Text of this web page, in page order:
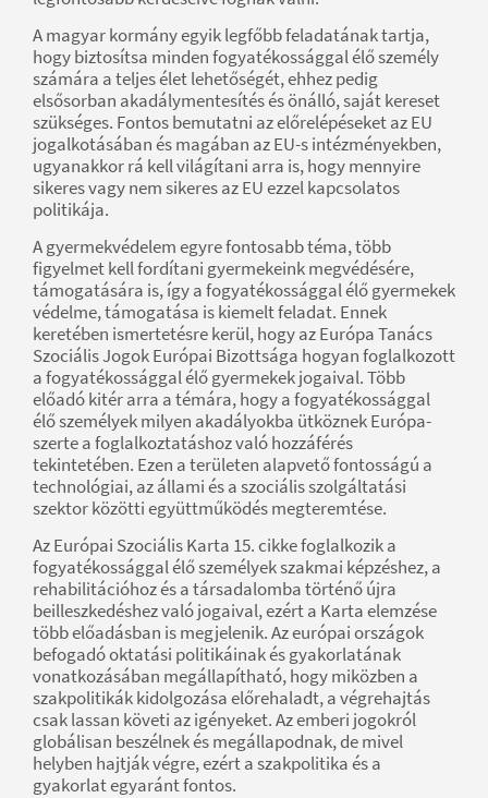
A magyar kormány egyik legfőbb feladatának tartja,
hogy biztosítsa minden fogyatékossággal élő személy
számára a teljes élet lehetőségét, ehhez pedig
elsősorban akadálymentesítés és önálló, saját kereset
szükséges. Fontos bemutatni az előrelépéseket az EU
jogalkotásában és magában az EU-s intézményekben,
ugyanakkor rá kell világítani arra is, hogy mennyire
sikeres vagy nem sikeres az EU ezzel kapcsolatos
politikája.
A gyermekvédelem egyre fontosabb téma, több
figyelmet kell fordítani gyermekeink megvédésére,
támogatására is, így a fogyatékossággal élő gyermekek
védelme, támogatása is kiemelt feladat. Ennek
keretében ismertetésre kerül, hogy az Európa Tanács
Szociális Jogok Európai Bizottsága hogyan foglalkozott
a fogyatékossággal élő gyermekek jogaival. Több
előadó kitér arra a témára, hogy a fogyatékossággal
élő személyek milyen akadályokba ütköznek Európa-
szerte a foglalkoztatáshoz való hozzáférés
tekintetében. Ezen a területen alapvető fontosságú a
technológiai, az állami és a szociális szolgáltatási
szektor közötti együttműködés megteremtése.
Az Európai Szociális Karta 15. cikke foglalkozik a
fogyatékossággal élő személyek szakmai képzéshez, a
rehabilitációhoz és a társadalomba történő újra
beilleszkedéshez való jogaival, ezért a Karta elemzése
több előadásban is megjelenik. Az európai országok
befogadó oktatási politikáinak és gyakorlatának
vonatkozásában megállapítható, hogy miközben a
szakpolitikák kidolgozása előrehaladt, a végrehajtás
csak lassan követi az igényeket. Az emberi jogokról
globálisan beszélnek és megállapodnak, de mivel
helyben hajtják végre, ezért a szakpolitika és a
gyakorlat egyaránt fontos.